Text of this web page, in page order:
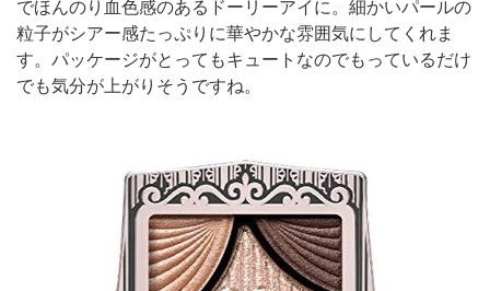
でほんのり血色感のあるドーリーアイに。細かいパールの
粒子がシアー感たっぷりに華やかな雰囲気にしてくれま
す。パッケージがとってもキュートなのでもっているだけ
でも気分が上がりそうですね。